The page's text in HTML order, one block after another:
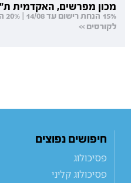
מכון מפרשים, האקדמית
לקורסים >>
חיפושים נפוצים
פסיכולוג
פסיכולוג קליני